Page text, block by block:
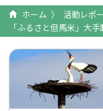
ホーム
活動レポ
「ふるさと但馬米」大